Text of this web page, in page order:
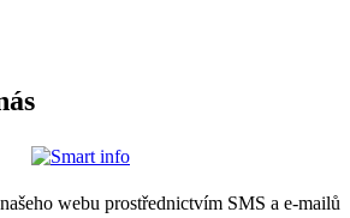
webu prostřednictvím SMS a e-mailů